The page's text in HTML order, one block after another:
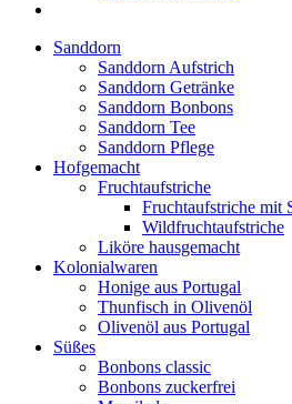
Sanddorn
Sanddorn Aufstrich
Sanddorn Getränke
Sanddorn Bonbons
Sanddorn Tee
Sanddorn Pflege
Hofgemacht
Fruchtaufstriche
Fruchtaufstriche mit
Wildfruchtaufstriche
Liköre hausgemacht
Kolonialwaren
Honige aus Portugal
Thunfisch in Olivenöl
Olivenöl aus Portugal
Süßes
Bonbons classic
Bonbons zuckerfrei